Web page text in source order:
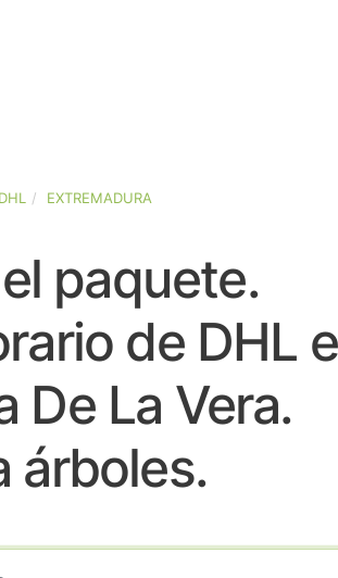
DHL EXTREMADURA
paquete.
de DHL
De La Vera.
árboles.